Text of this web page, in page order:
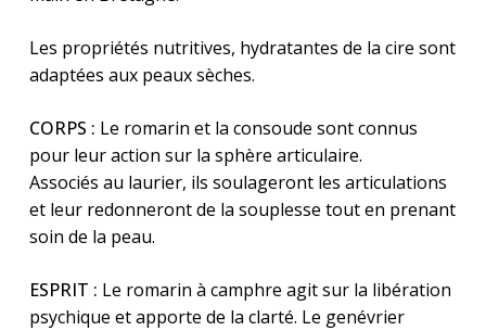
Les propriétés nutritives, hydratantes de la cire sont
adaptées aux peaux sèches.
CORPS : Le romarin et la consoude sont connus
pour leur action sur la sphère articulaire.
Associés au laurier, ils soulageront les articulations
et leur redonneront de la souplesse tout en prenant
soin de la peau.
ESPRIT : Le romarin à camphre agit sur la libération
psychique et apporte de la clarté. Le genévrier